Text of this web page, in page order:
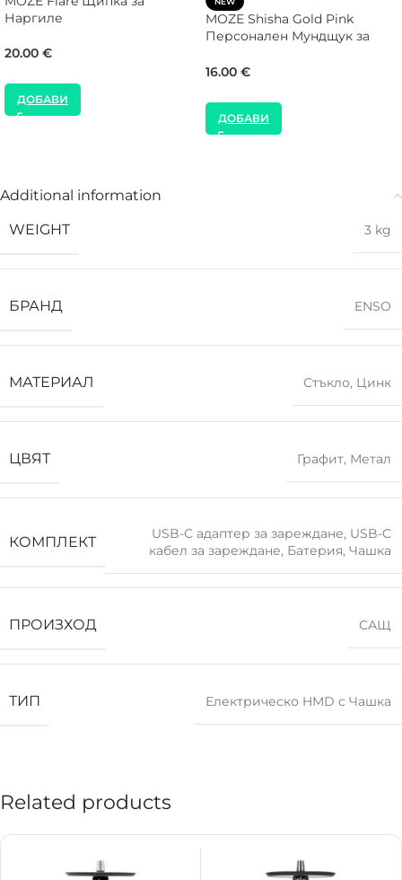
Наргиле
20.00 €
ДОБАВИ
MOZE Shisha Gold Pink
Персонален Мундщук за
16.00 €
ДОБАВИ
Additional information
WEIGHT
3 kg
БРАНД ENSO
МАТЕРИАЛ Стъкло, Цинк
ЦВЯТ Графит, Метал
КОМПЛЕКТ USB-C адаптер за зареждане, USB-C
кабел за зареждане, Батерия, Чашка
ПРОИЗХОД САЩ
ТИП Електрическо HMD с Чашка
Related products